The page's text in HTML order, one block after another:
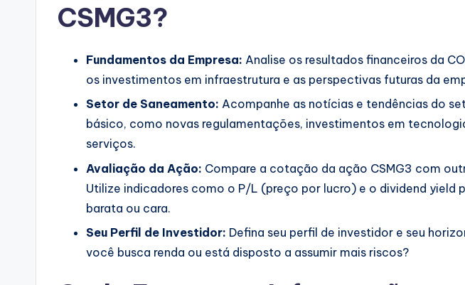
CSMG3?
Fundamentos da Empresa: Analise os resultados financeiros da
os investimentos em infraestrutura e as perspectivas futuras da
Setor de Saneamento: Acompanhe as notícias e tendências do
básico, como novas regulamentações, investimentos em
serviços.
Avaliação da Ação: Compare a cotação da ação CSMG3 com
Utilize indicadores como o P/L (preço por lucro) e o dividend yield
barata ou cara.
Seu Perfil de Investidor: Defina seu perfil de investidor e seu
você busca renda ou está disposto a assumir mais riscos?